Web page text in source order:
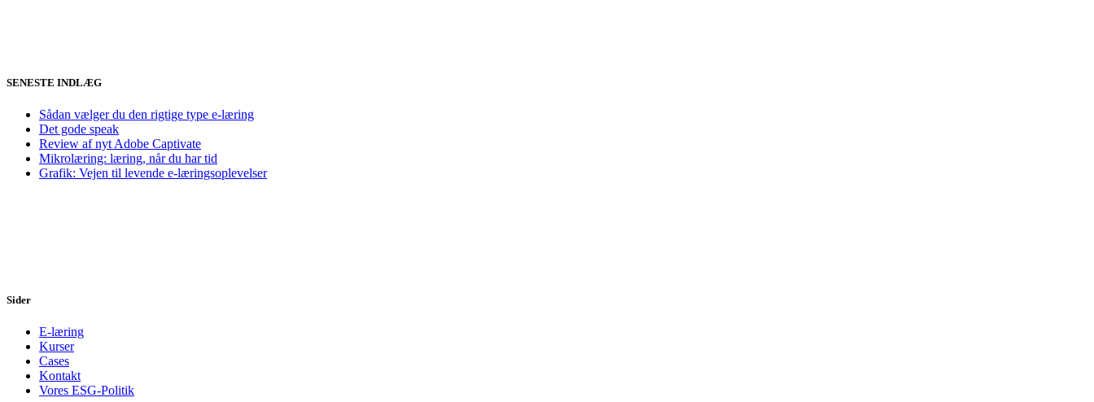
SENESTE INDLÆG
Sådan vælger du den rigtige type e-læring
Det gode speak
Review af nyt Adobe Captivate
Mikrolæring: læring, når du har tid
Grafik: Vejen til levende e-læringsoplevelser
Sider
E-læring
Kurser
Cases
Kontakt
Vores ESG-Politik